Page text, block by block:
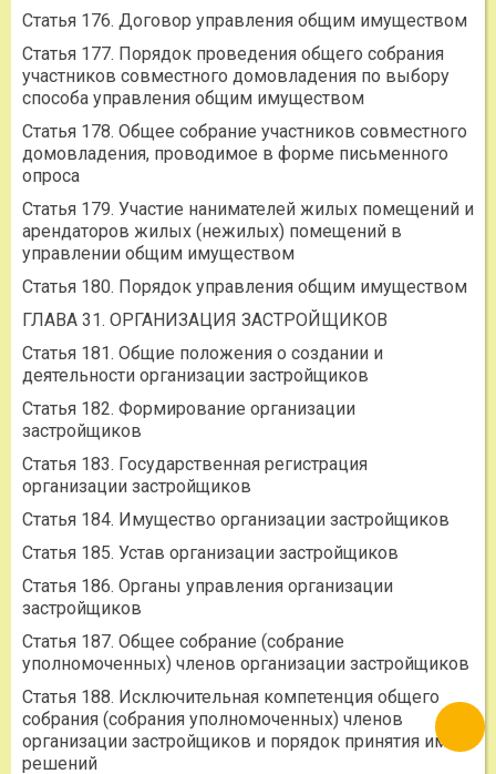
Статья 176. Договор управления общим имуществом
Статья 177. Порядок проведения общего собрания
участников совместного домовладения по выбору
способа управления общим имуществом
Статья 178. Общее собрание участников совместного
домовладения, проводимое в форме письменного
опроса
Статья 179. Участие нанимателей жилых помещений и
арендаторов жилых (нежилых) помещений в
управлении общим имуществом
Статья 180. Порядок управления общим имуществом
ГЛАВА 31. ОРГАНИЗАЦИЯ ЗАСТРОЙЩИКОВ
Статья 181. Общие положения о создании и
деятельности организации застройщиков
Статья 182. Формирование организации
застройщиков
Статья 183. Государственная регистрация
организации застройщиков
Статья 184. Имущество организации застройщиков
Статья 185. Устав организации застройщиков
Статья 186. Органы управления организации
застройщиков
Статья 187. Общее собрание (собрание
уполномоченных) членов организации застройщиков
Статья 188. Исключительная компетенция общего
собрания (собрания уполномоченных) членов
организации застройщиков и порядок принятия им
решений